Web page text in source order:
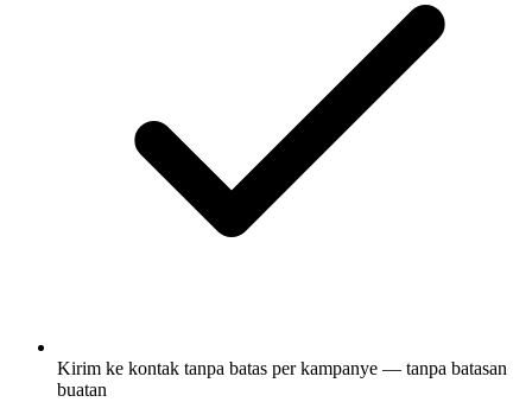
Kirim ke kontak tanpa batas per kampanye — tanpa batasan
buatan